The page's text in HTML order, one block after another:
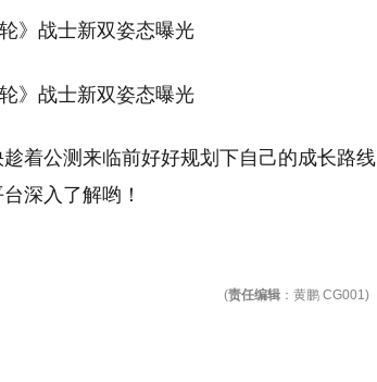
着公测来临前好好规划下自己的成长路线
深入了解哟！
(责任编辑 ：黄鹏 CG001)